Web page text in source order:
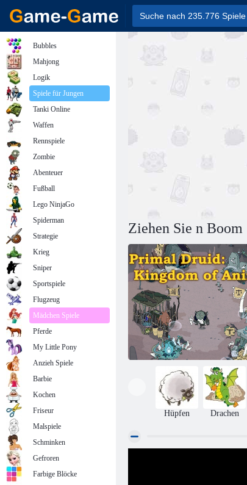
Ziehen Sie n Boom
Hüpfen Drachen
Bubbles
Mahjong
Logik
Spiele für Jungen
Tanki Online
Waffen
Rennspiele
Zombie
Abenteuer
Fußball
Lego NinjaGo
Spiderman
Strategie
Krieg
Sniper
Sportspiele
Flugzeug
Mädchen Spiele
Pferde
My Little Pony
Anzieh Spiele
Barbie
Kochen
Friseur
Malspiele
Schminken
Gefroren
Farbige Blöcke